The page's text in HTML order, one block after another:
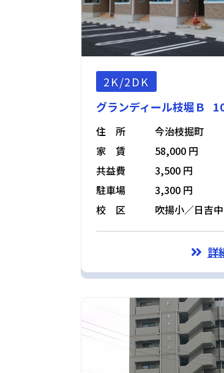
2K/2DK
グランディール枝堀Ｂ
住 所
今治枝掘町
家 賃
58,000 円
共益費
3,500 円
駐車場
3,300 円
校 区
吹揚小／日吉中
詳